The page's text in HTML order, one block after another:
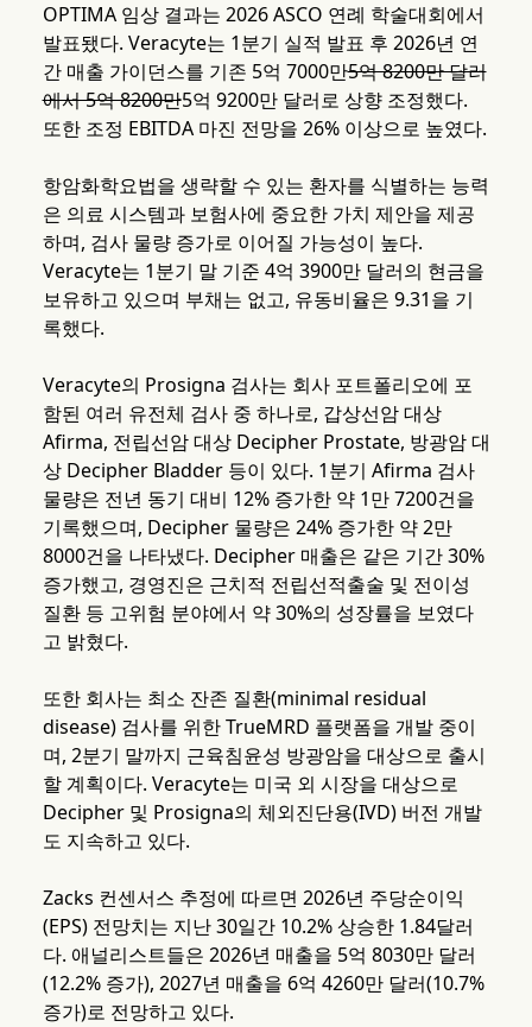
OPTIMA 임상 결과는 2026 ASCO 연례 학술대회에서
발표됐다. Veracyte는 1분기 실적 발표 후 2026년 연
간 매출 가이던스를 기존 5억 7000만5억 8200만 달러
에서 5억 8200만5억 9200만 달러로 상향 조정했다.
또한 조정 EBITDA 마진 전망을 26% 이상으로 높였다.
항암화학요법을 생략할 수 있는 환자를 식별하는 능력
은 의료 시스템과 보험사에 중요한 가치 제안을 제공
하며, 검사 물량 증가로 이어질 가능성이 높다.
Veracyte는 1분기 말 기준 4억 3900만 달러의 현금을
보유하고 있으며 부채는 없고, 유동비율은 9.31을 기
록했다.
Veracyte의 Prosigna 검사는 회사 포트폴리오에 포
함된 여러 유전체 검사 중 하나로, 갑상선암 대상
Afirma, 전립선암 대상 Decipher Prostate, 방광암 대
상 Decipher Bladder 등이 있다. 1분기 Afirma 검사
물량은 전년 동기 대비 12% 증가한 약 1만 7200건을
기록했으며, Decipher 물량은 24% 증가한 약 2만
8000건을 나타냈다. Decipher 매출은 같은 기간 30%
증가했고, 경영진은 근치적 전립선적출술 및 전이성
질환 등 고위험 분야에서 약 30%의 성장률을 보였다
고 밝혔다.
또한 회사는 최소 잔존 질환(minimal residual
disease) 검사를 위한 TrueMRD 플랫폼을 개발 중이
며, 2분기 말까지 근육침윤성 방광암을 대상으로 출시
할 계획이다. Veracyte는 미국 외 시장을 대상으로
Decipher 및 Prosigna의 체외진단용(IVD) 버전 개발
도 지속하고 있다.
Zacks 컨센서스 추정에 따르면 2026년 주당순이익
(EPS) 전망치는 지난 30일간 10.2% 상승한 1.84달러
다. 애널리스트들은 2026년 매출을 5억 8030만 달러
(12.2% 증가), 2027년 매출을 6억 4260만 달러(10.7%
증가)로 전망하고 있다.